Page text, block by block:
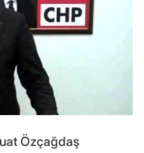
Özçağdaş